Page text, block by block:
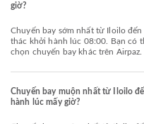
giờ?
Chuyến bay sớm nhất từ Iloilo đến Puerto Princesa City do Cebu Pacific khai
thác khởi hành lúc 08:00. Bạn có
chọn chuyến bay khác trên Airpaz.
Chuyến bay muộn nhất từ Iloilo
hành lúc mấy giờ?